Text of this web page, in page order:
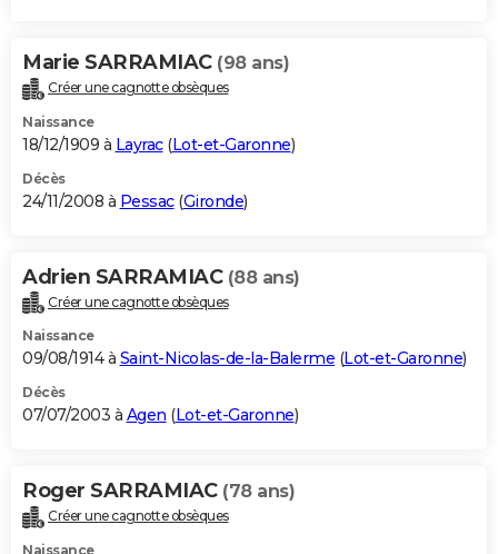
Marie SARRAMIAC (98 ans)
Créer une cagnotte obsèques
Naissance
18/12/1909 à Layrac(Lot-et-Garonne)
Décès
24/11/2008 à Pessac(Gironde)
Adrien SARRAMIAC (88 ans)
Créer une cagnotte obsèques
Naissance
09/08/1914 à Saint-Nicolas-de-la-Balerme (Lot-et-Garonne)
Décès
07/07/2003 à Agen (Lot-et-Garonne)
Roger SARRAMIAC (78 ans)
Créer une cagnotte obsèques
Naissance